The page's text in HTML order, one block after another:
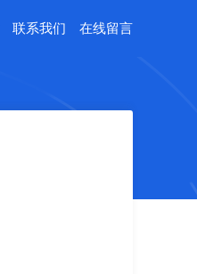
联系我们 在线留言